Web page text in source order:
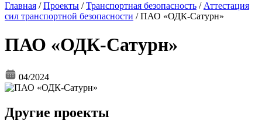
Главная /Проекты /Транспортная безопасность / Аттестация
сил транспортной безопасности /ПАО «ОДК-Сатурн»
ПАО «ОДК-Сатурн»
04/2024
Другие проекты